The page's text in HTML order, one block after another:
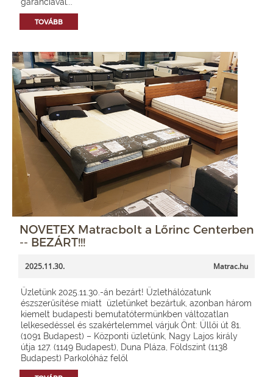
TOVÁBB
NOVETEX Matracbolt a Lőrinc Centerben
-- BEZÁRT!!!
2025.11.30. Matrac.hu
Üzletünk 2025.11.30.-án bezárt! Üzlethálózatunk
észszerűsítése miatt üzletünket bezártuk, azonban három
kiemelt budapesti bemutatótermünkben változatlan
lelkesedéssel és szakértelemmel várjuk Önt: Üllői út 81.
(1091 Budapest) – Központi üzletünk, Nagy Lajos király
útja 127. (1149 Budapest), Duna Pláza, Földszint (1138
Budapest) Parkolóház felől